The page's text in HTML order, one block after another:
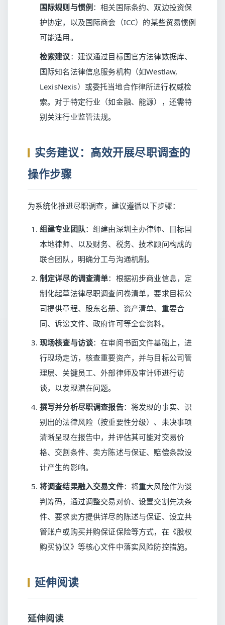
国际规则与惯例 ：相关国际条约、双边投资保
护协定，以及国际商会（ICC）的某些贸易惯例
可能适用。
检索建议：建议通过目标国官方法律数据库、
国际知名法律信息服务机构（如Westlaw,
LexisNexis）或委托当地合作律所进行权威检
索。对于特定行业（如金融、能源），还需特
别关注行业监管法规。
实务建议：高效开展尽职调查的
操作步骤
为系统化推进尽职调查，建议遵循以下步骤：
组建专业团队：组建由深圳主办律师、目标国
本地律师、以及财务、税务、技术顾问构成的
联合团队，明确分工与沟通机制。
制定详尽的调查清单：根据初步商业信息，定
制化起草法律尽职调查问卷清单，要求目标公
司提供章程、股东名册、资产清单、重要合
同、诉讼文件、政府许可等全套资料。
现场核查与访谈：在审阅书面文件基础上，进
行现场走访，核查重要资产，并与目标公司管
理层、关键员工、外部律师及审计师进行访
谈，以发现潜在问题。
撰写并分析尽职调查报告：将发现的事实、识
别出的法律风险（按重要性分级）、未决事项
清晰呈现在报告中，并评估其可能对交易价
格、交割条件、卖方陈述与保证、赔偿条款设
计产生的影响。
将调查结果融入交易文件：将重大风险作为谈
判筹码，通过调整交易对价、设置交割先决条
件、要求卖方提供详尽的陈述与保证、设立共
管账户或购买并购保证保险等方式，在《股权
购买协议》等核心文件中落实风险防控措施。
延伸阅读
延伸阅读